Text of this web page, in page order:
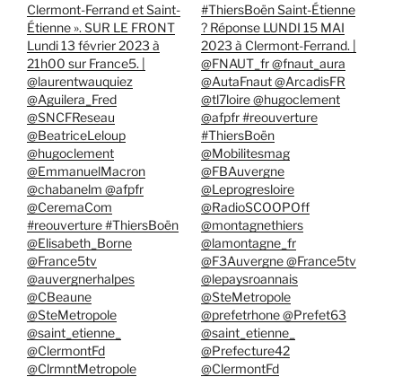
Clermont-Ferrand et Saint-
Étienne ». SUR LE FRONT
Lundi 13 février 2023 à
21h00 sur France5. |
@laurentwauquiez
@Aguilera_Fred
@SNCFReseau
@BeatriceLeloup
@hugoclement
@EmmanuelMacron
@chabanelm @afpfr
@CeremaCom
#reouverture #ThiersBoën
@Elisabeth_Borne
@France5tv
@auvergnerhalpes
@CBeaune
@SteMetropole
@saint_etienne_
@ClermontFd
@ClrmntMetropole
#ThiersBoën Saint-Étienne
? Réponse LUNDI 15 MAI
2023 à Clermont-Ferrand. |
@FNAUT_fr @fnaut_aura
@AutaFnaut @ArcadisFR
@tl7loire @hugoclement
@afpfr #reouverture
#ThiersBoën
@Mobilitesmag
@FBAuvergne
@Leprogresloire
@RadioSCOOPOff
@montagnethiers
@lamontagne_fr
@F3Auvergne @France5tv
@lepaysroannais
@SteMetropole
@prefetrhone @Prefet63
@saint_etienne_
@Prefecture42
@ClermontFd